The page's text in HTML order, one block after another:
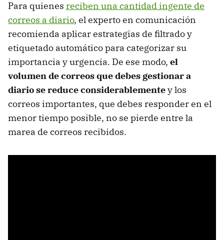
Para quienes reciben una cantidad ingente de
correos a diario, el experto en comunicación
recomienda aplicar estrategias de filtrado y
etiquetado automático para categorizar su
importancia y urgencia. De ese modo, el
volumen de correos que debes gestionar a
diario se reduce considerablementey los
correos importantes, que debes responder en el
menor tiempo posible, no se pierde entre la
marea de correos recibidos.